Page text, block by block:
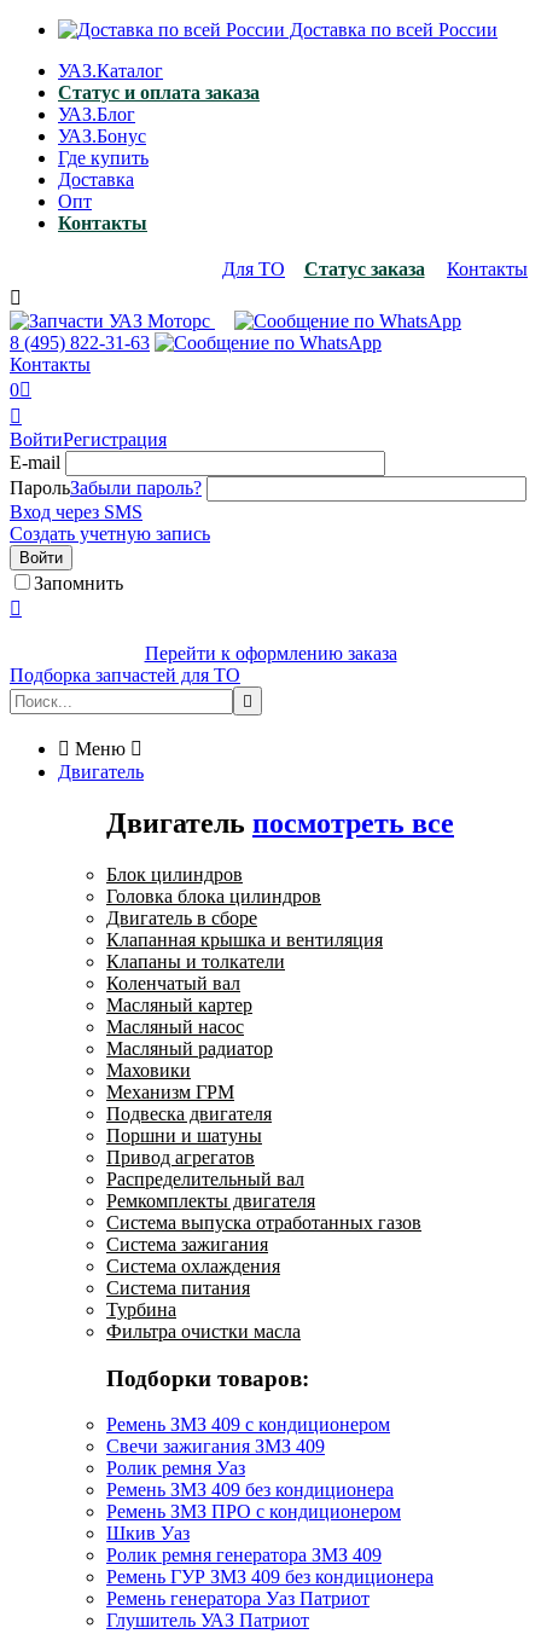
Доставка по всей России
УАЗ.Каталог
Статус и оплата заказа
УАЗ.Блог
УАЗ.Бонус
Где купить
Доставка
Опт
Контакты
Для ТО Статус заказа
Контакты

8 (495) 822-31-63
Контакты
0

ВойтиРегистрация
E-mail
ПарольЗабыли пароль?
Вход через SMS
Создать учетную запись
Войти
Запомнить

Перейти к оформлению заказа
Подборка запчастей для ТО

 Меню 
Двигатель
Двигатель посмотреть все
Блок цилиндров
Головка блока цилиндров
Двигатель в сборе
Клапанная крышка и вентиляция
Клапаны и толкатели
Коленчатый вал
Масляный картер
Масляный насос
Масляный радиатор
Маховики
Механизм ГРМ
Подвеска двигателя
Поршни и шатуны
Привод агрегатов
Распределительный вал
Ремкомплекты двигателя
Система выпуска отработанных газов
Система зажигания
Система охлаждения
Система питания
Турбина
Фильтра очистки масла
Подборки товаров:
Ремень ЗМЗ 409 с кондиционером
Свечи зажигания ЗМЗ 409
Ролик ремня Уаз
Ремень ЗМЗ 409 без кондиционера
Ремень ЗМЗ ПРО с кондиционером
Шкив Уаз
Ролик ремня генератора ЗМЗ 409
Ремень ГУР ЗМЗ 409 без кондиционера
Ремень генератора Уаз Патриот
Глушитель УАЗ Патриот